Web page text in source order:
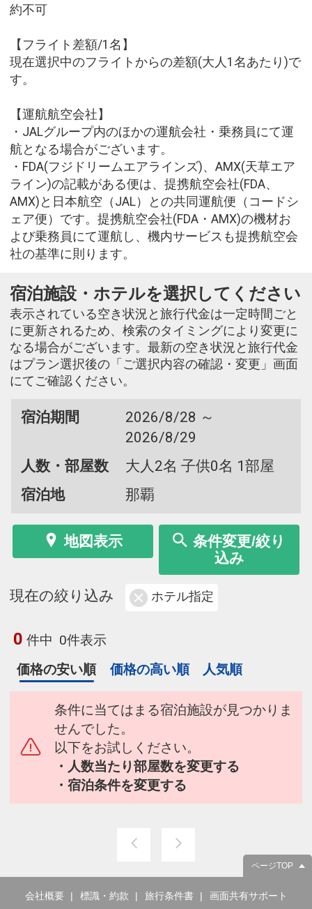
約不可
【フライト差額/1名】
現在選択中のフライトからの差額(大人1名あたり)で
す。
【運航航空会社】
・JALグループ内のほかの運航会社・乗務員にて運
航となる場合がございます。
・FDA(フジドリームエアラインズ)、AMX(天草エア
ライン)の記載がある便は、提携航空会社(FDA、
AMX)と日本航空（JAL）との共同運航便（コードシ
ェア便）です。提携航空会社(FDA・AMX)の機材お
よび乗務員にて運航し、機内サービスも提携航空会
社の基準に則ります。
宿泊施設・ホテルを選択してください
表示されている空き状況と旅行代金は一定時間ごと
に更新されるため、検索のタイミングにより変更に
なる場合がございます。最新の空き状況と旅行代金
はプラン選択後の「ご選択内容の確認・変更」画面
にてご確認ください。
宿泊期間
2026/8/28 ～
2026/8/29
人数・部屋数
大人2名 子供0名 1部屋
宿泊地
那覇
地図表示
条件変更/絞り
込み
現在の絞り込み ホテル指定
0 件中 0件表示
価格の安い順
価格の高い順 人気順
条件に当てはまる宿泊施設が見つかりま
せんでした。
以下をお試しください。
・人数当たり部屋数を変更する
・宿泊条件を変更する
ページTOP
会社概要 標識・約款 旅行条件書 画面共有サポート